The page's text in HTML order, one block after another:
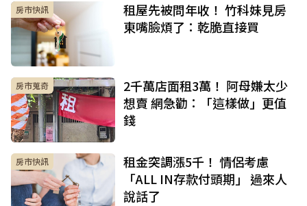
房市快訊
租屋先被問年收！ 竹科妹見房
東嘴臉煩了：乾脆直接買
房市蒐奇
2千萬店面租3萬！ 阿母嫌太少
想賣 網急勸：「這樣做」更值
錢
房市快訊
租金突調漲5千！ 情侶考慮
「ALL IN存款付頭期」 過來人
說話了